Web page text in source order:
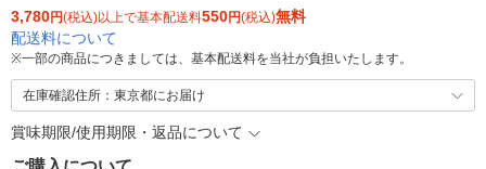
3,780円(税込)以上で基本配送料550円(税込)無料
配送料について
※一部の商品につきましては、基本配送料を当社が負担いたします。
在庫確認住所：東京都にお届け
賞味期限/使用期限・返品について